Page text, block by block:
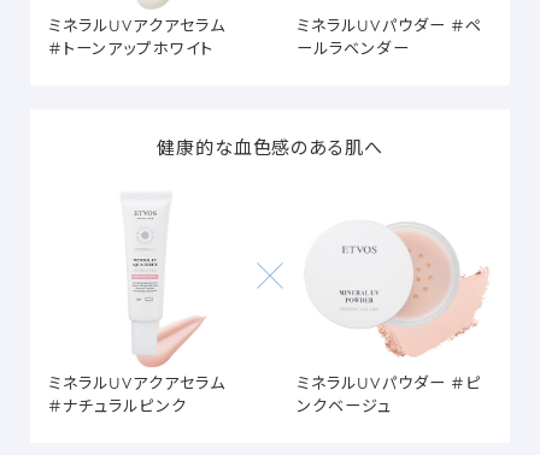
ミネラルUVアクアセラム
＃トーンアップホワイト
ミネラルUVパウダー ＃ペ
ールラベンダー
健康的な血色感のある肌へ
ミネラルUVアクアセラム
＃ナチュラルピンク
ミネラルUVパウダー ＃ピ
ンクベージュ